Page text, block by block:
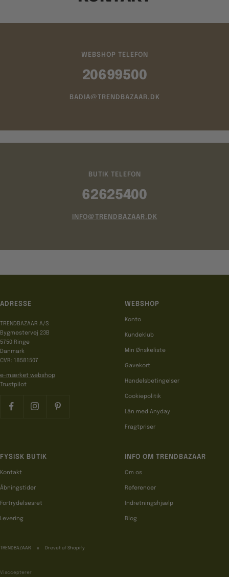
WEBSHOP TELEFON
20699500
BADIA@TRENDBAZAAR.DK
BUTIK TELEFON
62625400
INFO@TRENDBAZAAR.DK
ADRESSE
TRENDBAZAAR A/S
Bygmestervej 23B
5750 Ringe
Danmark
CVR: 18581507
e-mærket webshop
Trustpilot
WEBSHOP
Konto
Kundeklub
Min Ønskeliste
Gavekort
Handelsbetingelser
Cookiepolitik
Lån med Anyday
Fragtpriser
FYSISK BUTIK
Kontakt
Åbningstider
Fortrydelsesret
Levering
INFO OM TRENDBAZAAR
Om os
Referencer
Indretningshjælp
Blog
TRENDBAZAAR Drevet af Shopify
Vi accepterer